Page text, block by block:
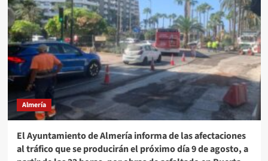
Almería
El Ayuntamiento de Almería informa de las afectaciones
al tráfico que se producirán el próximo día 9 de agosto, a